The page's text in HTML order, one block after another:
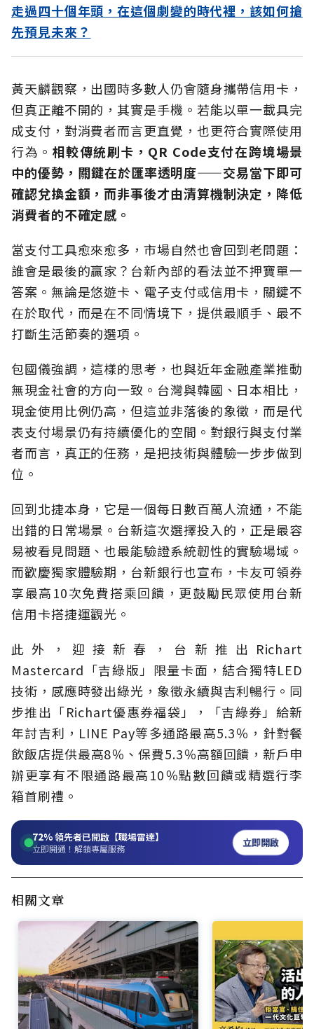
走過四十個年頭，在這個劇變的時代裡，該如何搶
先預見未來？
黃天麟觀察，出國時多數人仍會隨身攜帶信用卡，
但真正離不開的，其實是手機。若能以單一載具完
成支付，對消費者而言更直覺，也更符合實際使用
行為。 相較傳統刷卡，QR Code支付在跨境場景
中的優勢，關鍵在於匯率透明度——交易當下即可
確認兌換金額，而非事後才由清算機制決定，降低
消費者的不確定感。
當支付工具愈來愈多，市場自然也會回到老問題：
誰會是最後的贏家？台新內部的看法並不押寶單一
答案。無論是悠遊卡、電子支付或信用卡，關鍵不
在於取代，而是在不同情境下，提供最順手、最不
打斷生活節奏的選項。
包國儀強調，這樣的思考，也與近年金融產業推動
無現金社會的方向一致。台灣與韓國、日本相比，
現金使用比例仍高，但這並非落後的象徵，而是代
表支付場景仍有持續優化的空間。對銀行與支付業
者而言，真正的任務，是把技術與體驗一步步做到
位。
回到北捷本身，它是一個每日數百萬人流通，不能
出錯的日常場景。台新這次選擇投入的，正是最容
易被看見問題、也最能驗證系統韌性的實驗場域。
而歡慶獨家體驗期，台新銀行也宣布，卡友可領券
享最高10次免費搭乘回饋，更鼓勵民眾使用台新
信用卡搭捷運觀光 。
此外，迎接新春，台新推出 Richart
Mastercard「吉綠版」限量卡面 ，結合獨特LED
技術，感應時發出綠光，象徵永續與吉利暢行。同
步推出「Richart優惠券福袋」，「吉綠券」給新
年討吉利， LINE Pay等多通路最高5.3％，針對餐
飲飯店提供最高8％、保費5.3％高額回饋，新戶申
辦更享有不限通路最高10％點數回饋或精選行李
箱首刷禮。
72%領先者已開啟【職場雷達】
立即開通！解鎖專屬服務 立即開啟
相關文章